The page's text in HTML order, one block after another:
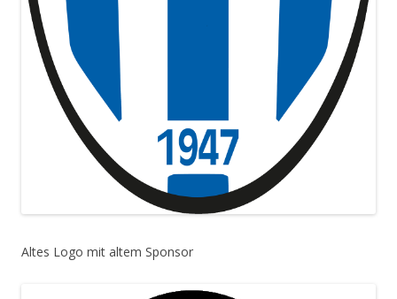
Altes Logo mit altem Sponsor